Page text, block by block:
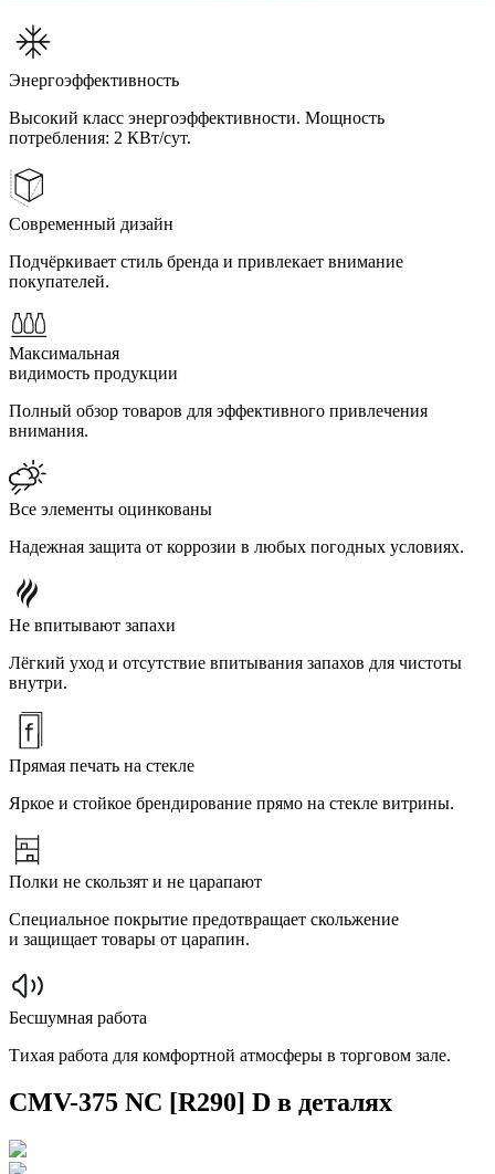
Энергоэффективность
Высокий класс энергоэффективности. Мощность
потребления: 2 КВт/сут.
Современный дизайн
Подчёркивает стиль бренда и привлекает внимание
покупателей.
Максимальная
видимость продукции
Полный обзор товаров для эффективного привлечения
внимания.
Все элементы оцинкованы
Надежная защита от коррозии в любых погодных условиях.
Не впитывают запахи
Лёгкий уход и отсутствие впитывания запахов для чистоты
внутри.
Прямая печать на стекле
Яркое и стойкое брендирование прямо на стекле витрины.
Полки не скользят и не царапают
Специальное покрытие предотвращает скольжение
и защищает товары от царапин.
Бесшумная работа
Тихая работа для комфортной атмосферы в торговом зале.
CMV-375 NC [R290] D в деталях